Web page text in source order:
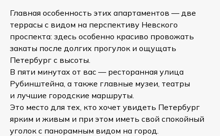
Главная особенность этих апартаментов — две
террасы с видом на перспективу Невского
проспекта: здесь особенно красиво провожать
закаты после долгих прогулок и ощущать
Петербург с высоты.
В пяти минутах от вас — ресторанная улица
Рубинштейна, а также главные музеи, театры
и лучшие городские маршруты.
Это место для тех, кто хочет увидеть Петербург
ярким и живым и при этом иметь свой спокойный
уголок с панорамным видом на город.